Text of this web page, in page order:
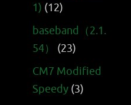
1) (12)
baseband（2.1.
54）
(23)
CM7 Modified
Speedy (3)